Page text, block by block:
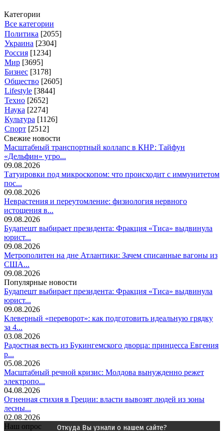
Категории
Все категории
Политика [2055]
Украина [2304]
Россия [1234]
Мир [3695]
Бизнес [3178]
Общество [2605]
Lifestyle [3844]
Техно [2652]
Наука [2274]
Культура [1126]
Спорт [2512]
Свежие новости
Масштабный транспортный коллапс в КНР: Тайфун
«Дельфин» угро...
09.08.2026
Татуировки под микроскопом: что происходит с иммунитетом
пос...
09.08.2026
Неврастения и переутомление: физиология нервного
истощения в...
09.08.2026
Будапешт выбирает президента: Фракция «Тиса» выдвинула
юрист...
09.08.2026
Метрополитен на дне Атлантики: Зачем списанные вагоны из
США...
09.08.2026
Популярные новости
Будапешт выбирает президента: Фракция «Тиса» выдвинула
юрист...
09.08.2026
Клеверный «переворот»: как подготовить идеальную грядку
за 4...
03.08.2026
Радостная весть из Букингемского дворца: принцесса Евгения
р...
05.08.2026
Масштабный речной кризис: Молдова вынужденно режет
электропо...
04.08.2026
Огненная стихия в Греции: власти вывозят людей из зоны
лесны...
02.08.2026
Наш опрос
Откуда Вы узнали о нашем сайте?